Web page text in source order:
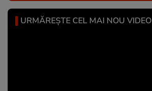
URMĂREȘTE CEL MAI NOU VIDEO